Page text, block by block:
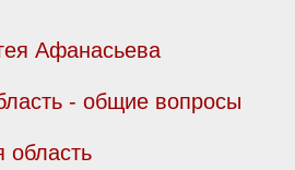
Афанасьева
- общие вопросы
область